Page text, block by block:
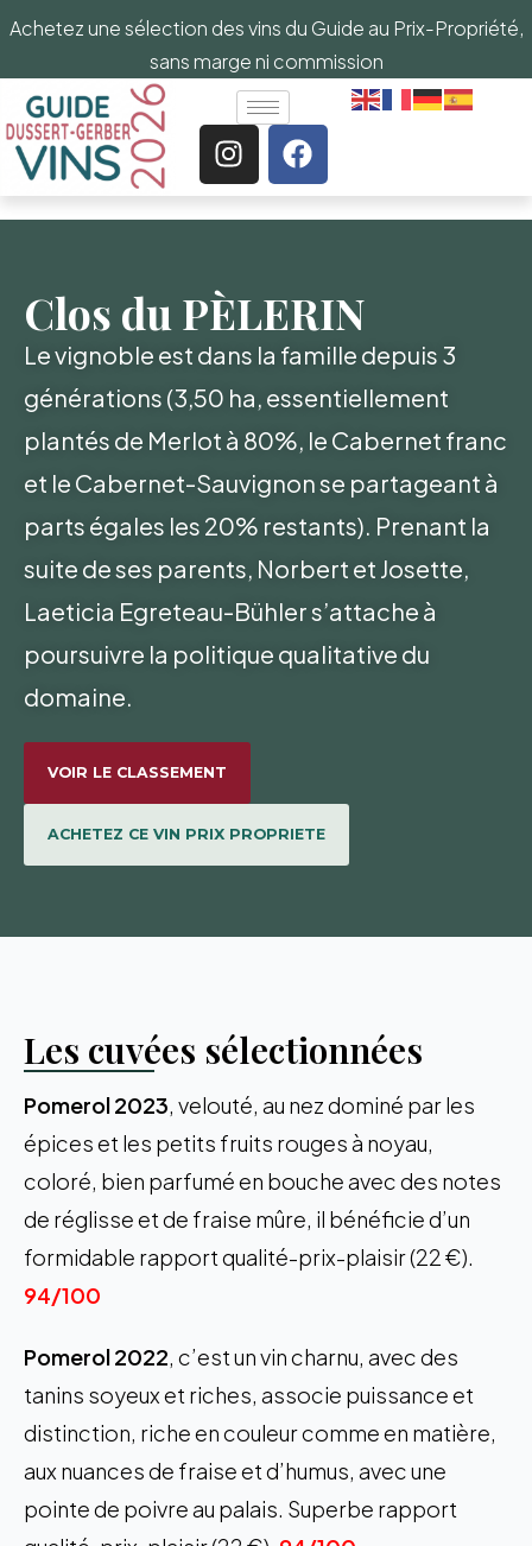
Achetez une sélection des vins du Guide au Prix-Propriété,
sans marge ni commission
Clos du PÈLERIN
Le vignoble est dans la famille depuis 3
générations (3,50 ha, essentiellement
plantés de Merlot à 80%, le Cabernet franc
et le Cabernet-Sauvignon se partageant à
parts égales les 20% restants). Prenant la
suite de ses parents, Norbert et Josette,
Laeticia Egreteau-Bühler s’attache à
poursuivre la politique qualitative du
domaine.
VOIR LE CLASSEMENT
ACHETEZ CE VIN PRIX PROPRIETE
Les cuvées sélectionnées
Pomerol 2023 , velouté, au nez dominé par les
épices et les petits fruits rouges à noyau,
coloré, bien parfumé en bouche avec des notes
de réglisse et de fraise mûre, il bénéficie d’un
formidable rapport qualité-prix-plaisir (22 €).
94/100
Pomerol 2022 , c’est un vin charnu, avec des
tanins soyeux et riches, associe puissance et
distinction, riche en couleur comme en matière,
aux nuances de fraise et d’humus, avec une
pointe de poivre au palais. Superbe rapport